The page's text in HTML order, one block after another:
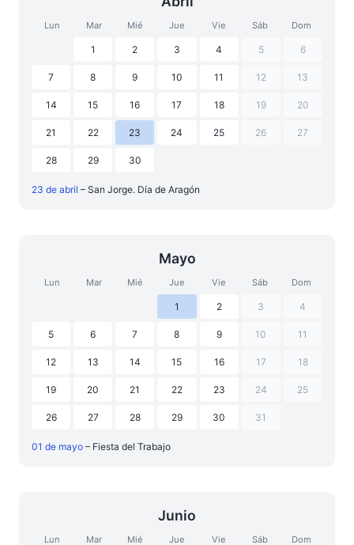
Lun Mar Mié Jue Vie Sáb Dom
1 2 3 4 5 6
7 8 9 10 11 12 13
14 15 16 17 18 19 20
21 22 23 24 25 26 27
28 29 30
23 de abril – San Jorge. Día de Aragón
Mayo
Lun Mar Mié Jue Vie Sáb Dom
1 2 3 4
5 6 7 8 9 10 11
12 13 14 15 16 17 18
19 20 21 22 23 24 25
26 27 28 29 30 31
01 de mayo – Fiesta del Trabajo
Junio
Lun Mar Mié Jue Vie Sáb Dom